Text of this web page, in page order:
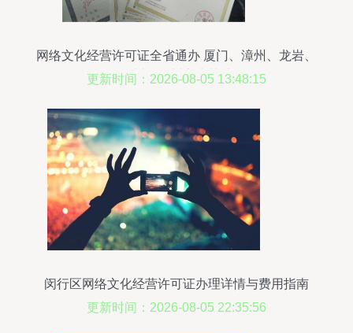
网络文化经营许可证全省通办 厦门、漳州、龙岩、
泉州、福州率先落地
更新时间：2026-08-05 13:48:15
闵行区网络文化经营许可证办理详情与费用指南
更新时间：2026-08-05 22:35:56